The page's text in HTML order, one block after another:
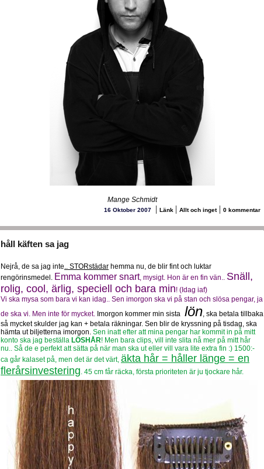
Mange Schmidt
16 Oktober 2007 | Länk | Allt och inget| 0 kommentar
håll käften sa jag
Nejrå, de sa jag inte.. STORstädar hemma nu, de blir fint och luktar
rengörinsmedel. Emma kommer snart, mysigt. Hon är en fin vän.. Snäll,
rolig, cool, ärlig, speciell och bara min! (Idag iaf)
Vi ska mysa som bara vi kan idag.. Sen imorgon ska vi på stan och slösa pengar, ja
de ska vi. Men inte för mycket. Imorgon kommer min sista lön, ska betala tillbaka
så mycket skulder jag kan + betala räkningar. Sen blir de kryssning på tisdag, ska
hämta ut biljetterna imorgon. Sen inatt efter att mina pengar har kommit in på mitt
konto ska jag beställa LÖSHÅR! Men bara clips, vill inte slita nå mer på mitt hår
nu.. Så de e perfekt att sätta på när man ska ut eller vill vara lite extra fin :) 1500:-
ca går kalaset på, men det är det värt, äkta hår = håller länge = en
flerårsinvestering. 45 cm får räcka, första prioriteten är ju tjockare hår.